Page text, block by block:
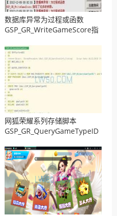
数据库异常为过程或函数
GSP_GR_WriteGameScore指
网狐荣耀系列存储脚本
GSP_GR_QueryGameTypeID